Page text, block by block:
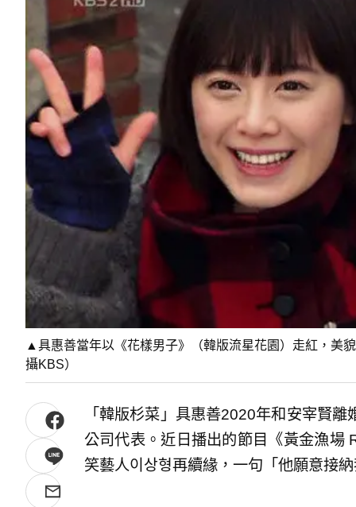
▲具惠善當年以《花樣男子》（韓版流星花園）走紅，美
攝KBS）
「韓版杉菜」具惠善2020年和安宰賢
公司代表。近日播出的節目《黃金漁場
笑藝人이상형再續緣，一句「他願意接